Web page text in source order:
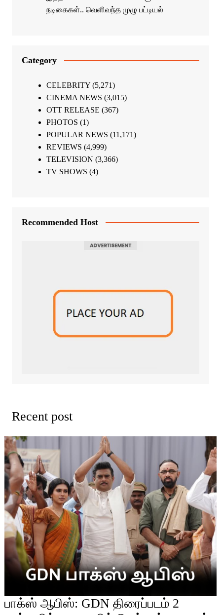
நடிகைகள்.. வெளிவந்த முழு பட்டியல்
Category
CELEBRITY(5,271)
CINEMA NEWS (3,015)
OTT RELEASE (367)
PHOTOS (1)
POPULAR NEWS (11,171)
REVIEWS (4,999)
TELEVISION (3,366)
TV SHOWS (4)
Recommended Host
Recent post
பாக்ஸ் ஆபிஸ்: GDN திரைப்படம் 2